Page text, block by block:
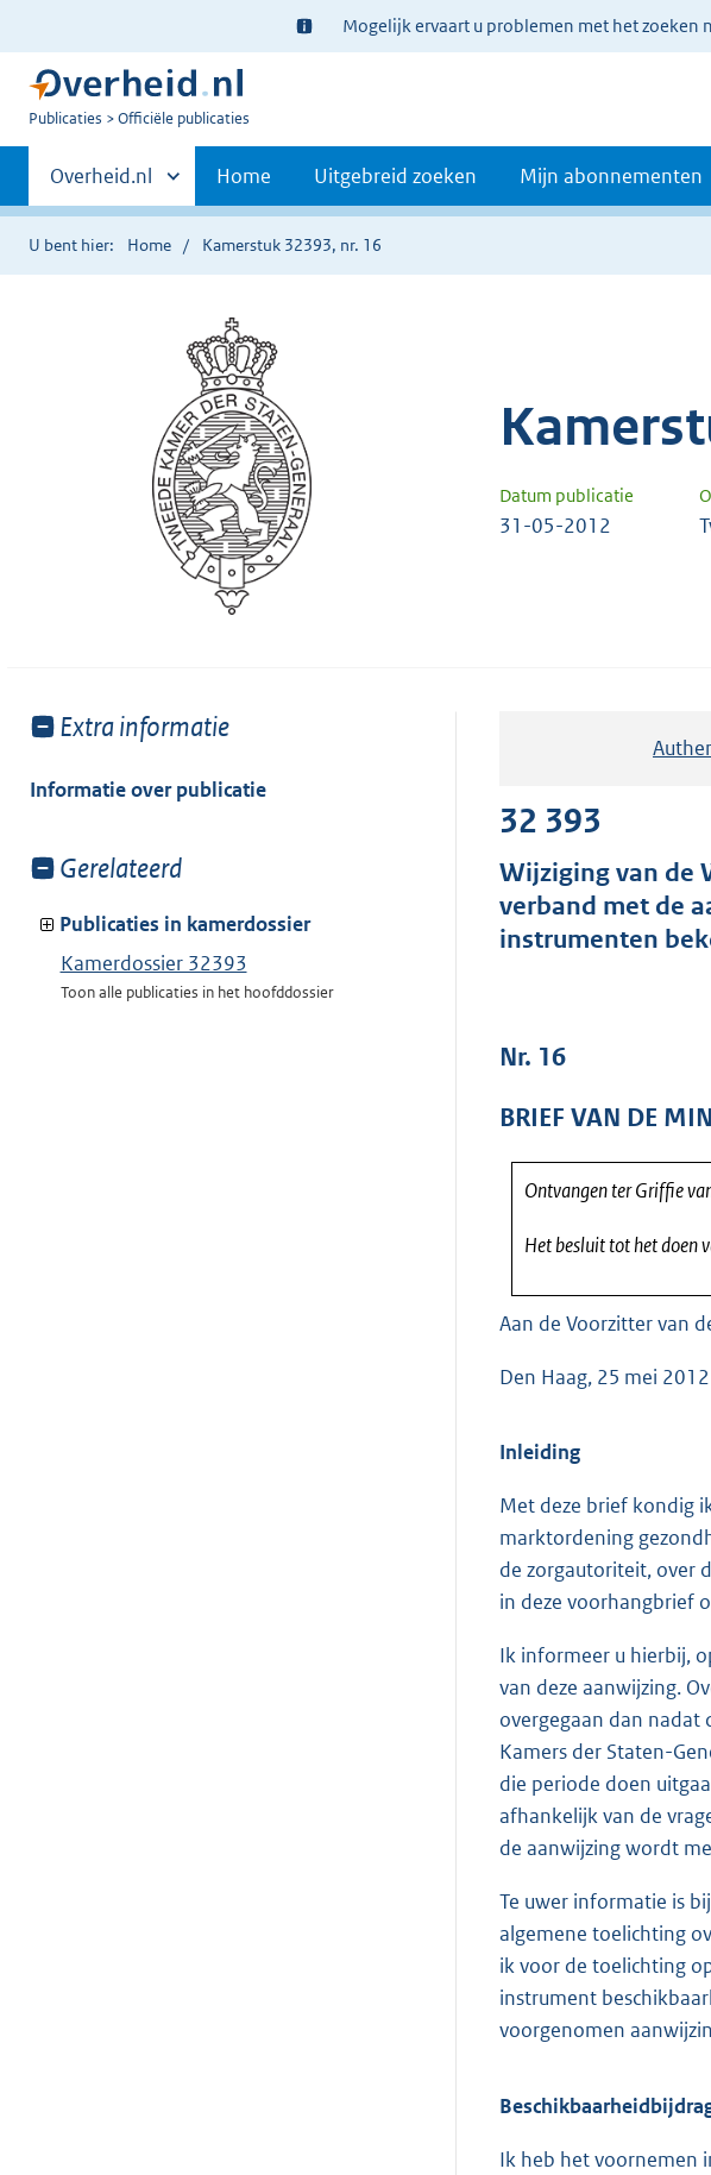
Ter
informatie:
Mogelijk ervaart u problemen met het zoeken
U
Publicaties Officiële publicaties
Primaire
navigatie
Andere
sites
binnen
Overheid.nl Home Uitgebreid zoeken Mijn abonnementen
U bent hier: Home Kamerstuk 32393, nr. 16
Datum publicatie
31-05-2012
Toon
van:
Extra informatie
Informatie over publicatie
Toon
van:
Gerelateerd
Publicaties in kamerdossier
Kamerdossier 32393
Toon alle publicaties in het hoofddossier
32 393
Wijziging van de
verband met de
instrumenten
Nr. 16
BRIEF VAN DE
Ontvangen ter Griffie
Het besluit tot het doen
Aan de Voorzitter van
Den Haag, 25 mei 2012
Inleiding
Met deze brief kondig
marktordening
de zorgautoriteit, over
in deze voorhangbrief
Ik informeer u hierbij,
van deze aanwijzing.
overgegaan dan nadat
Kamers der Staten-
die periode doen
afhankelijk van de
de aanwijzing wordt
Te uwer informatie is
algemene toelichting
ik voor de toelichting
instrument
voorgenomen
Ik heb het voornemen